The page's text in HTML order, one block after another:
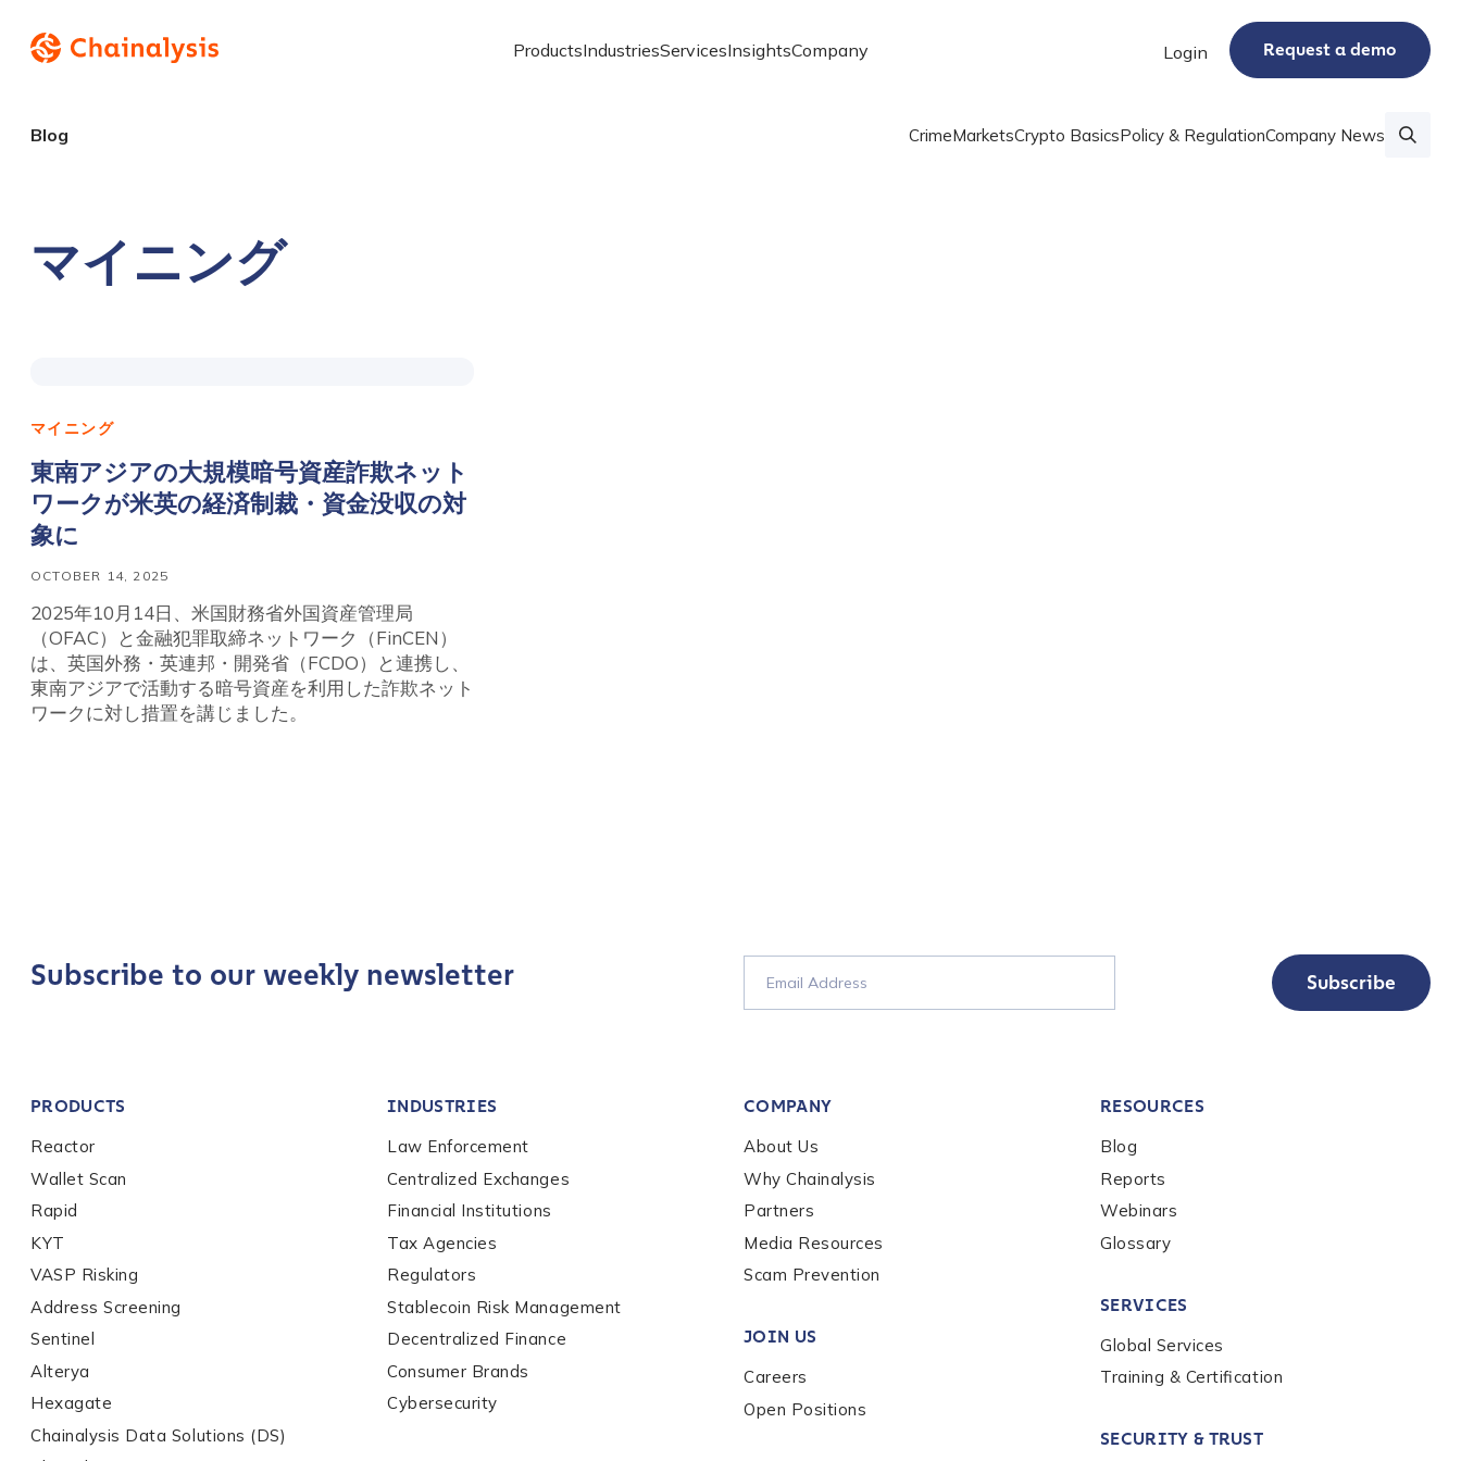
ProductsIndustriesServicesInsightsCompany Login Request a demo
Blog CrimeMarketsCrypto BasicsPolicy & RegulationCompany News
マイニング
マイニング
東南アジアの大規模暗号資産詐欺ネット
ワークが米英の経済制裁・資金没収の対
象に
OCTOBER 14, 2025
2025年10月14日、米国財務省外国資産管理局
（OFAC）と金融犯罪取締ネットワーク（FinCEN）
は、英国外務・英連邦・開発省（FCDO）と連携し、
東南アジアで活動する暗号資産を利用した詐欺ネット
ワークに対し措置を講じました。
*
Phone Number
*
Country
Subscribe to our weekly newsletter Subscribe
PRODUCTS
Reactor
Wallet Scan
Rapid
KYT
VASP Risking
Address Screening
Sentinel
Alterya
Hexagate
Chainalysis Data Solutions (DS)
INDUSTRIES
Law Enforcement
Centralized Exchanges
Financial Institutions
Tax Agencies
Regulators
Stablecoin Risk Management
Decentralized Finance
Consumer Brands
Cybersecurity
COMPANY
About Us
Why Chainalysis
Partners
Media Resources
Scam Prevention
JOIN US
Careers
Open Positions
RESOURCES
Blog
Reports
Webinars
Glossary
SERVICES
Global Services
Training & Certification
SECURITY & TRUST